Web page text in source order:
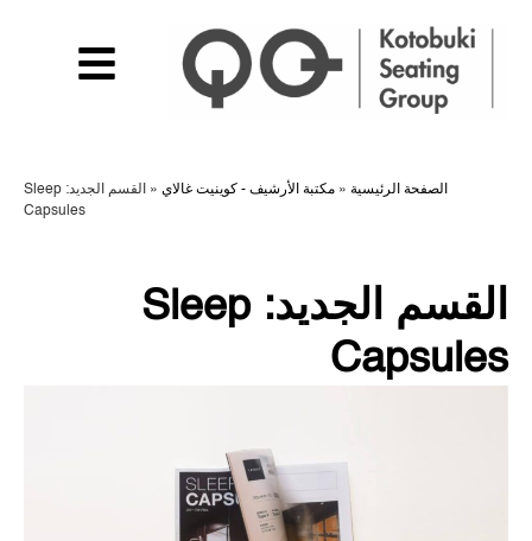
الصفحة الرئيسية » مكتبة الأرشيف - كوينيت غالاي »
القسم الجديد: Sleep
Capsules
القسم الجديد: Sleep
Capsules